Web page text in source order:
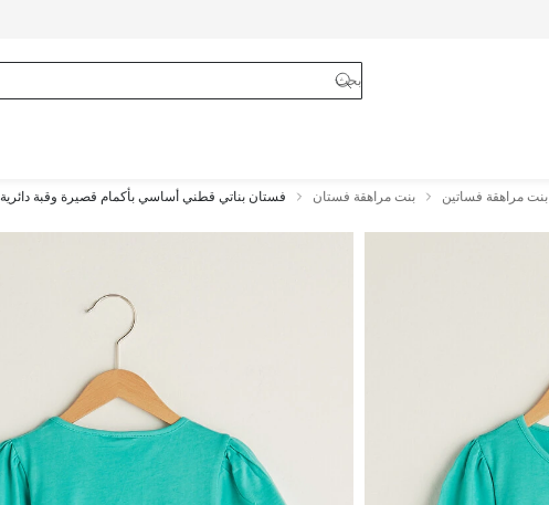
بنت مراهقة فساتين بنت مراهقة فستان فستان بناتي قطني أساسي بأكمام قصيرة وقبة دائرية